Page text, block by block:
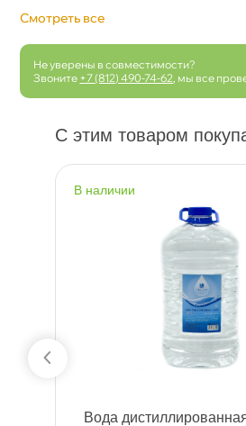
Смотреть все
Не уверены в совместимости?
Звоните +7 (812) 490-74-62 , мы все
С этим товаром
наличии
ода